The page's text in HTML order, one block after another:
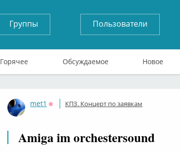
Группы Пользователи
Горячее Обсуждаемое Новое
met1
Оффлайн
КПЗ. Концерт по заявкам
Amiga im orchestersound